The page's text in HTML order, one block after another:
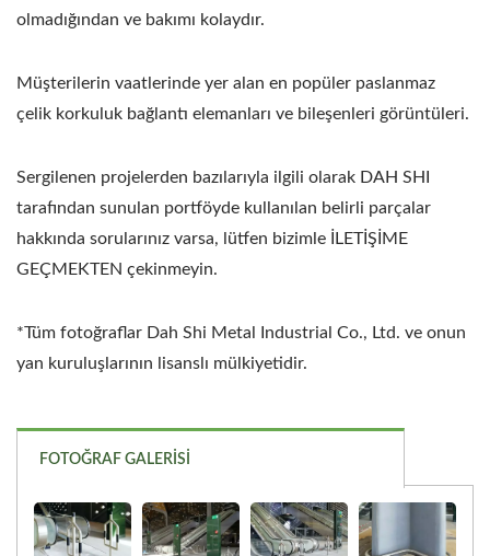
olmadığından ve bakımı kolaydır.
Müşterilerin vaatlerinde yer alan en popüler paslanmaz
çelik korkuluk bağlantı elemanları ve bileşenleri görüntüleri.
Sergilenen projelerden bazılarıyla ilgili olarak DAH SHI
tarafından sunulan portföyde kullanılan belirli parçalar
hakkında sorularınız varsa, lütfen bizimle İLETİŞİME
GEÇMEKTEN çekinmeyin.
*Tüm fotoğraflar Dah Shi Metal Industrial Co., Ltd. ve onun
yan kuruluşlarının lisanslı mülkiyetidir.
FOTOĞRAF GALERISI